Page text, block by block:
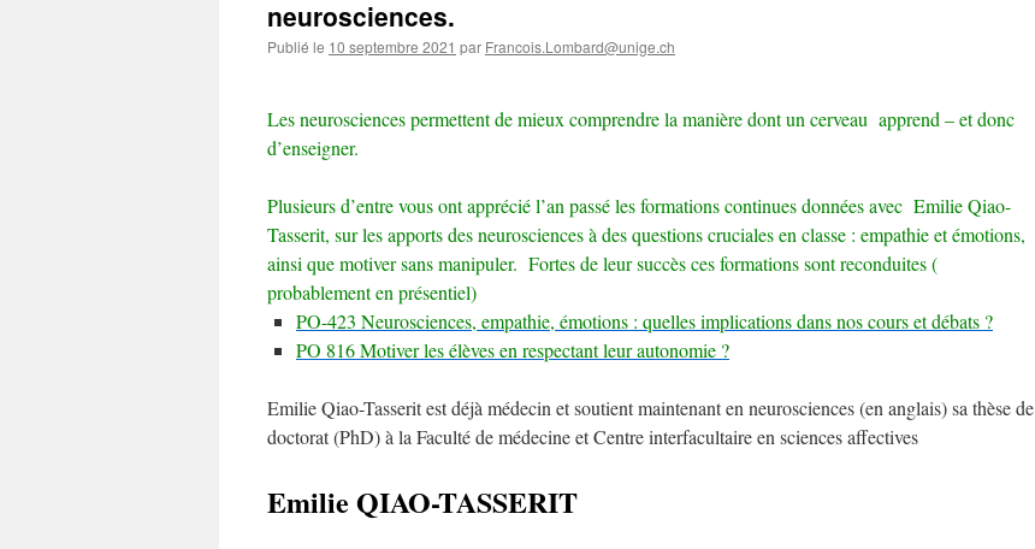
neurosciences.
Publié le 10 septembre 2021 par Francois.Lombard@unige.ch
Les neurosciences permettent de mieux comprendre la manière dont un cerveau apprend – et donc
d’enseigner.
Plusieurs d’entre vous ont apprécié l’an passé les formations continues données avec Emilie Qiao-
Tasserit, sur les apports des neurosciences à des questions cruciales en classe : empathie et émotions,
ainsi que motiver sans manipuler. Fortes de leur succès ces formations sont reconduites (
probablement en présentiel)
PO-423 Neurosciences, empathie, émotions : quelles implications dans nos cours et débats ?
PO 816Motiver les élèves en respectant leur autonomie ?
Emilie Qiao-Tasserit est déjà médecin et soutient maintenant en neurosciences (en anglais) sa thèse de
doctorat (PhD) à la Faculté de médecine et Centre interfacultaire en sciences affectives
Emilie QIAO-TASSERIT